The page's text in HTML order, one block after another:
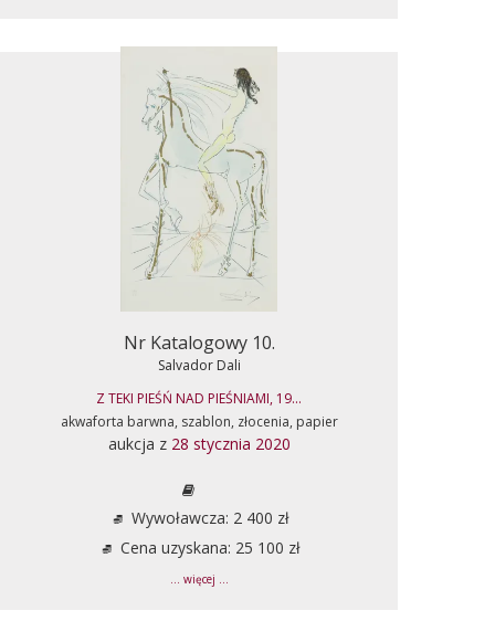
Nr Katalogowy 10.
Salvador Dali
Z TEKI PIEŚŃ NAD PIEŚNIAMI, 19...
akwaforta barwna, szablon, złocenia, papier
aukcja z 28 stycznia 2020
Wywoławcza: 2 400 zł
Cena uzyskana: 25 100 zł
... więcej ...